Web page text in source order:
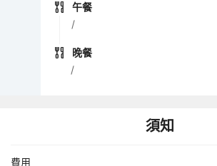
午餐
/
晚餐
/
須知
費用